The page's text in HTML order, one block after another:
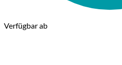
Verfügbar ab